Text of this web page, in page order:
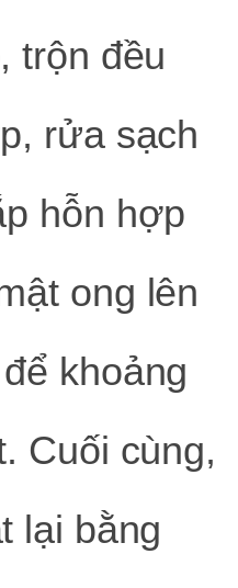
trộn đều
rửa sạch
hỗn hợp
ong lên
khoảng
Cuối cùng,
lại bằng